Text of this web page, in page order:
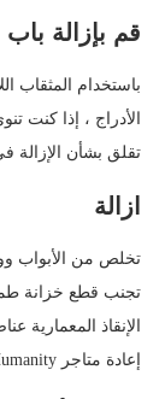
قم بإزالة
باستخدام المثقاب
الأدراج ، إذا كنت
تقلق بشأن الإزالة
ازالة
تخلص من الأبواب
تجنب قطع خزانة
الإنقاذ المعمارية
إعادة متاجر Habitat For Humanity أو بعض متاجر Goodwill.